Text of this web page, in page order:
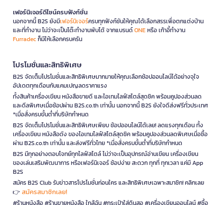
เฟอร์นิเจอร์ดีไซน์ครบฟังก์ชั่น
นอกจากนี้ B2S ยังมีเฟอร์นิเจอร์ครบทุกฟังก์ชันให้คุณได้เลือกสรรเพื่อตกแต่งบ้าน
และที่ทำงาน ไม่ว่าจะเป็นโต๊ะทำงานพับได้ จากแบรนด์ONEหรือ เก้าอี้ทำงาน
Furradecก็มีให้เลือกครบครัน
โปรโมชั่นและสิทธิพิเศษ
B2S จัดเต็มโปรโมชั่นและสิทธิพิเศษมากมายให้คุณเลือกช้อปออนไลน์ได้อย่างจุใจ
อัปเดตทุกเดือนกับแคมเปญลดราคาแรง
ทั้งสินค้าเครื่องเขียน หนังสือขายดี และไอเทมไลฟ์สไตล์สุดชิค พร้อมคูปองส่วนลด
และดีลพิเศษเมื่อช้อปผ่าน B2S.co.th เท่านั้น นอกจากนี้ B2S ยังใจดีส่งฟรีทั่วประเทศ
*เมื่อสั่งครบขั้นต่ำที่บริษัทกำหนด
B2S จัดเต็มโปรโมชั่นและสิทธิพิเศษเพียบ ช้อปออนไลน์ได้เลย! ลดแรงทุกเดือน ทั้ง
เครื่องเขียน หนังสือดัง ของไอเทมไลฟ์สไตล์สุดชิค พร้อมคูปองส่วนลดพิเศษเมื่อซื้อ
ผ่าน B2S.co.th เท่านั้น และส่งฟรีทั่วไทย *เมื่อสั่งครบขั้นต่ำที่บริษัทกำหนด
B2S มีทุกอย่างตอบโจทย์ทุกไลฟ์สไตล์ ไม่ว่าจะเป็นอุปกรณ์อ่านเขียน เครื่องเขียน
ของเล่นเสริมพัฒนาการ หรือเฟอร์นิเจอร์ ช้อปง่าย สะดวก ทุกที่ ทุกเวลา แค่มี App
B2S
สมัคร B2S Club รับข่าวสารโปรโมชั่นก่อนใคร และสิทธิพิเศษเฉพาะสมาชิก! คลิกเลย
👉 สมัครสมาชิกเลย!
#ร้านหนังสือ #ร้านขายหนังสือ ใกล้ฉัน #กระเป๋าใส่ดินสอ #เครื่องเขียนออนไลน์ #ซื้อ